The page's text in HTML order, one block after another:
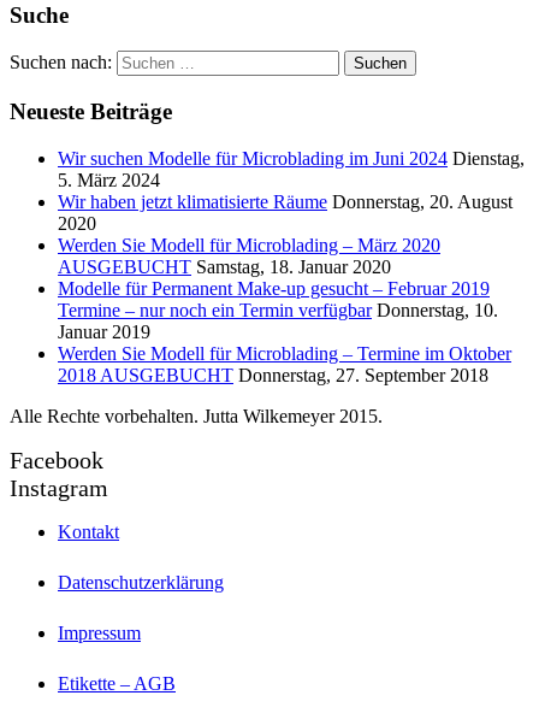
Suche
Suchen nach:
Neueste Beiträge
Wir suchen Modelle für Microblading im Juni 2024 Dienstag,
5. März 2024
Wir haben jetzt klimatisierte Räume Donnerstag, 20. August
2020
Werden Sie Modell für Microblading – März 2020
AUSGEBUCHT Samstag, 18. Januar 2020
Modelle für Permanent Make-up gesucht – Februar 2019
Termine – nur noch ein Termin verfügbar Donnerstag, 10.
Januar 2019
Werden Sie Modell für Microblading – Termine im Oktober
2018 AUSGEBUCHT Donnerstag, 27. September 2018
Alle Rechte vorbehalten. Jutta Wilkemeyer 2015.
Facebook
Instagram
Kontakt
Datenschutzerklärung
Impressum
Etikette – AGB